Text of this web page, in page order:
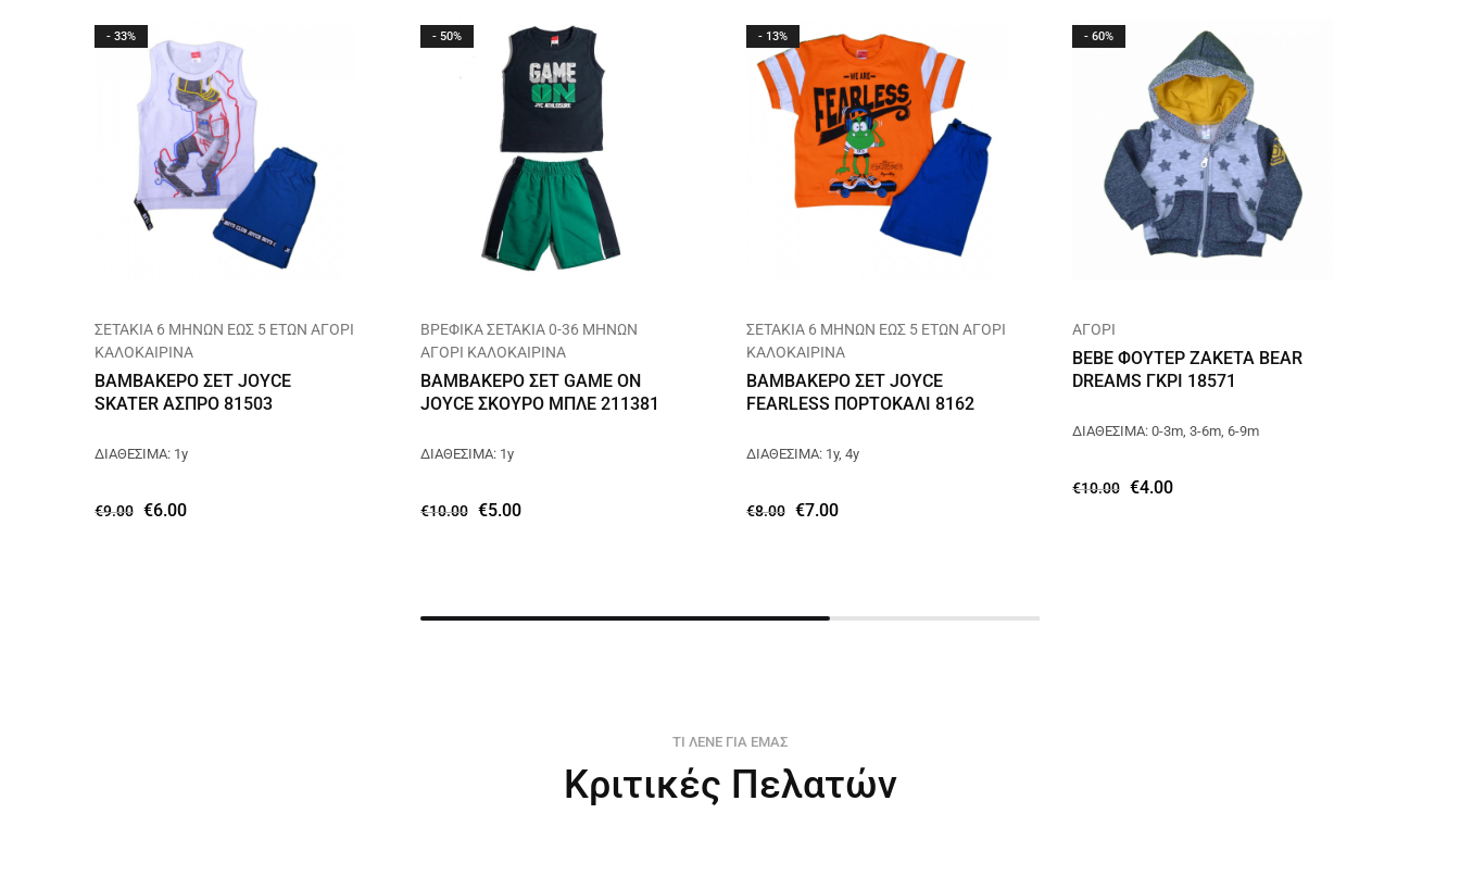
- 33%
ΣΕΤΑΚΙΑ 6 ΜΗΝΩΝ ΕΩΣ 5 ΕΤΩΝ ΑΓΟΡΙ
ΚΑΛΟΚΑΙΡΙΝΑ
ΒΑΜΒΑΚΕΡΟ ΣΕΤ JOYCE
SKATER ΑΣΠΡΟ 81503
ΔΙΑΘΕΣΙΜΑ: 1y
€9.00 €6.00
- 50%
ΒΡΕΦΙΚΑ ΣΕΤΑΚΙΑ 0-36 ΜΗΝΩΝ
ΑΓΟΡΙ ΚΑΛΟΚΑΙΡΙΝΑ
ΒΑΜΒΑΚΕΡΟ ΣΕΤ GAME ON
JOYCE ΣΚΟΥΡΟ ΜΠΛΕ 211381
ΔΙΑΘΕΣΙΜΑ: 1y
€10.00 €5.00
- 13%
ΣΕΤΑΚΙΑ 6 ΜΗΝΩΝ ΕΩΣ 5 ΕΤΩΝ ΑΓΟΡΙ
ΚΑΛΟΚΑΙΡΙΝΑ
ΒΑΜΒΑΚΕΡΟ ΣΕΤ JOYCE
FEARLESS ΠΟΡΤΟΚΑΛΙ 8162
ΔΙΑΘΕΣΙΜΑ: 1y, 4y
€8.00 €7.00
- 60%
ΑΓΟΡΙ
BEBE ΦΟΥΤΕΡ ΖΑΚΕΤΑ BEAR
DREAMS ΓΚΡΙ 18571
ΔΙΑΘΕΣΙΜΑ: 0-3m, 3-6m, 6-9m
€10.00 €4.00
ΤΙ ΛΕΝΕ ΓΙΑ ΕΜΑΣ
Κριτικές Πελατών